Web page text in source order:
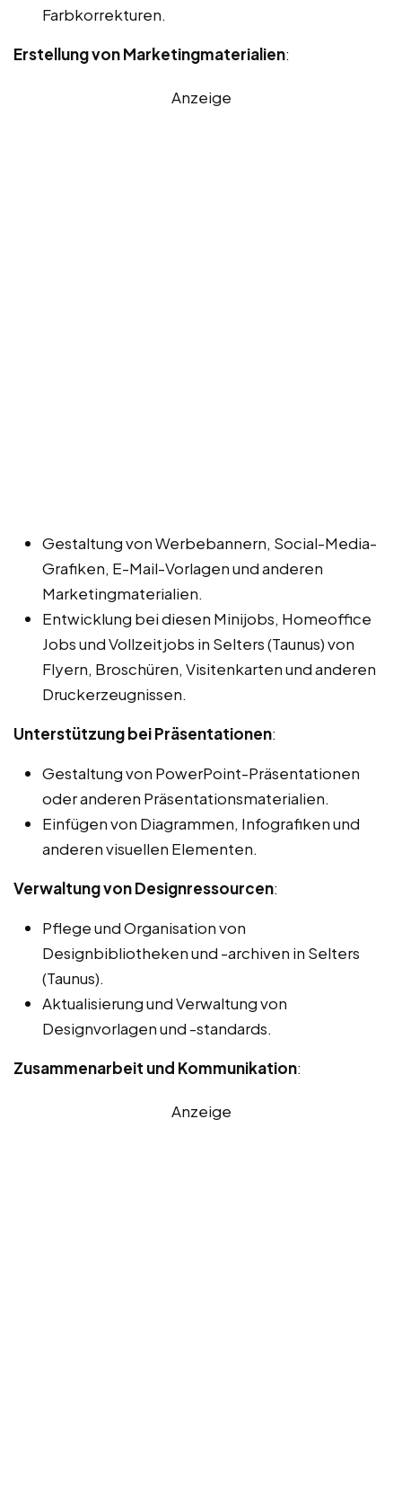
Farbkorrekturen.
Erstellung von Marketingmaterialien:
Anzeige
Gestaltung von Werbebannern, Social-Media-
Grafiken, E-Mail-Vorlagen und anderen
Marketingmaterialien.
Entwicklung bei diesen Minijobs, Homeoffice
Jobs und Vollzeitjobs in Selters (Taunus) von
Flyern, Broschüren, Visitenkarten und anderen
Druckerzeugnissen.
Unterstützung bei Präsentationen:
Gestaltung von PowerPoint-Präsentationen
oder anderen Präsentationsmaterialien.
Einfügen von Diagrammen, Infografiken und
anderen visuellen Elementen.
Verwaltung von Designressourcen:
Pflege und Organisation von
Designbibliotheken und -archiven in Selters
(Taunus).
Aktualisierung und Verwaltung von
Designvorlagen und -standards.
Zusammenarbeit und Kommunikation:
Anzeige